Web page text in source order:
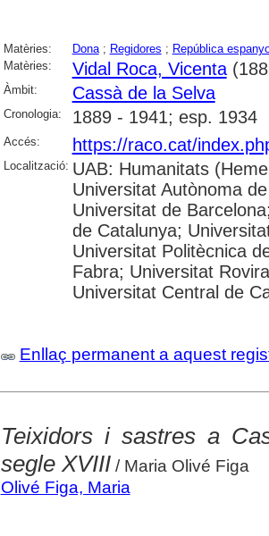
Matèries: Dona; Regidores ; República
Matèries:
Vidal Roca, Vicenta
Àmbit: Cassà de la Selva
Cronologia: 1889 - 1941; esp. 1934
Accés: https://raco.cat/
Localització: UAB: Humanitats
Universitat Autònoma
Universitat de
de Catalunya;
Universitat Politècnica
Fabra; Universitat
Universitat Central de
Enllaç permanent a aquest
Teixidors i sastres a
segle XVIII / Maria Olivé Figa
Olivé Figa, Maria